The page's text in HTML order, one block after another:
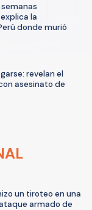
la
donde murió
revelan el
asesinato de
un tiroteo en una
armado de